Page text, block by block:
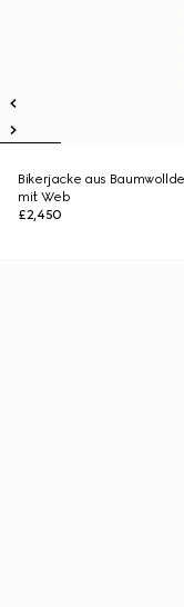
Bikerjacke aus
mit Web
£2,450